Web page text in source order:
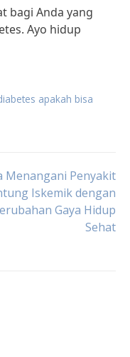
bagi Anda yang
Ayo hidup
apakah bisa
Menangani Penyakit
Iskemik dengan
Gaya Hidup
Sehat